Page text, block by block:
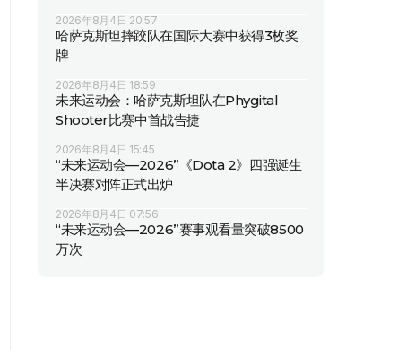
2026年8月4日 20:57
哈萨克斯坦摔跤队在国际大赛中获得3枚奖
牌
2026年8月4日 18:59
未来运动会：哈萨克斯坦队在Phygital
Shooter比赛中首战告捷
2026年8月4日 15:45
“未来运动会—2026”《Dota 2》四强诞生
半决赛对阵正式出炉
2026年8月4日 07:56
“未来运动会—2026”赛事观看量突破8500
万次